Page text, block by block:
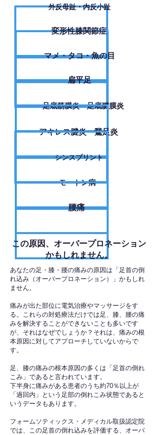
外反母趾・内反小趾
変形性膝関節症
​マメ・タコ・魚の目
扁平足
足底筋膜炎・足底腱膜炎
アキレス腱炎・鵞足炎
シンスプリント
モートン病
腰痛
​この原因、オーバープロネーション
かもしれません。
あなたの足・膝・腰の痛みの原因は「足首の倒
れ込み（オーバープロネーション）」かもしれ
ません。
痛みが出た部位に電気治療やマッサージをす
る。これらの対処療法だけでは足、膝、腰の痛
みを解決することができないことも多いです
が、それはなぜでしょうか？それは、痛みの根
本原因に対してアプローチしていないからで
す。
足、膝の痛みの根本原因の多くは「足首の倒れ
こみ」であると言われています。
下半身に痛みがある患者のうち約70％以上が
「過回内」という足部の倒れこみ状態であると
いうデータもあります。
フォームソティックス・メディカル取扱認定院
では、この足首の倒れ込みを評価する、オーバ